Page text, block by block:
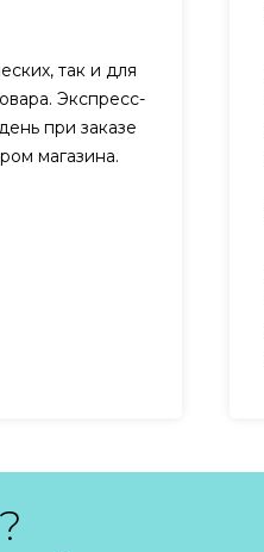
так и для
Экспресс-
при заказе
магазина.